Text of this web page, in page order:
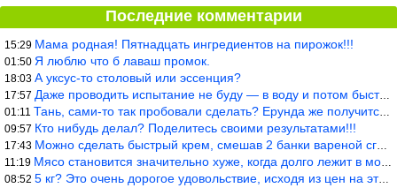
Последние комментарии
15:29 Мама родная! Пятнадцать ингредиентов на пирожок!!!
01:50 Я люблю что б лаваш промок.
18:03 А уксус-то столовый или эссенция?
17:57 Даже проводить испытание не буду — в воду и потом быстро в раска
01:11 Тань, сами-то так пробовали сделать? Ерунда же получится. Нет, с
09:57 Кто нибудь делал? Поделитесь своими результатами!!!
17:43 Можно сделать быстрый крем, смешав 2 банки вареной сгущенки со с
11:19 Мясо становится значительно хуже, когда долго лежит в морозилке
08:52 5 кг? Это очень дорогое удовольствие, исходя из цен на эту ягоду